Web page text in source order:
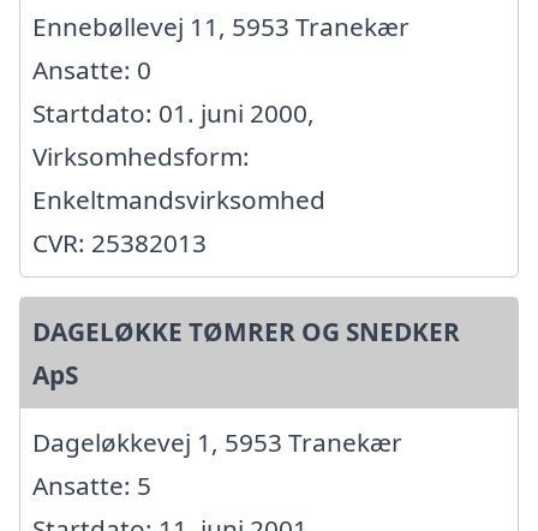
Ennebøllevej 11, 5953 Tranekær
Ansatte: 0
Startdato: 01. juni 2000,
Virksomhedsform:
Enkeltmandsvirksomhed
CVR: 25382013
DAGELØKKE TØMRER OG SNEDKER
ApS
Dageløkkevej 1, 5953 Tranekær
Ansatte: 5